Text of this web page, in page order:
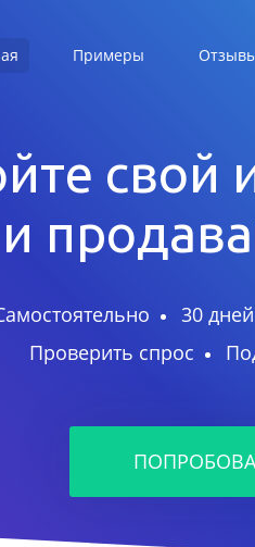
Примеры
свой
и
30
Проверить спрос